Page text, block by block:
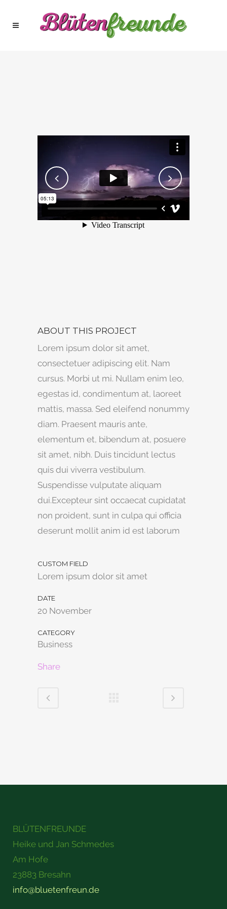
ABOUT THIS PROJECT
Lorem ipsum dolor sit amet,
consectetuer adipiscing elit. Nam
cursus. Morbi ut mi. Nullam enim leo,
egestas id, condimentum at, laoreet
mattis, massa. Sed eleifend nonummy
diam. Praesent mauris ante,
elementum et, bibendum at, posuere
sit amet, nibh. Duis tincidunt lectus
quis dui viverra vestibulum.
Suspendisse vulputate aliquam
dui.Excepteur sint occaecat cupidatat
non proident, sunt in culpa qui officia
deserunt mollit anim id est laborum
CUSTOM FIELD
Lorem ipsum dolor sit amet
DATE
20 November
CATEGORY
Business
Share
BLÜTENFREUNDE
Heike und Jan Schmedes
Am Hofe
23883 Bresahn
info@bluetenfreun.de